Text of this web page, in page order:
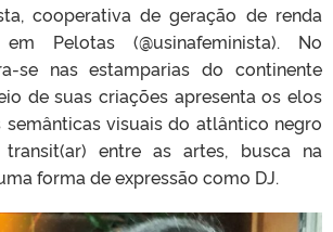
cooperativa de geração de renda
Pelotas (@usinafeminista). No
se nas estamparias do continente
de suas criações apresenta os elos
visuais do atlântico negro
transit(ar) entre as artes, busca na
forma de expressão como DJ.